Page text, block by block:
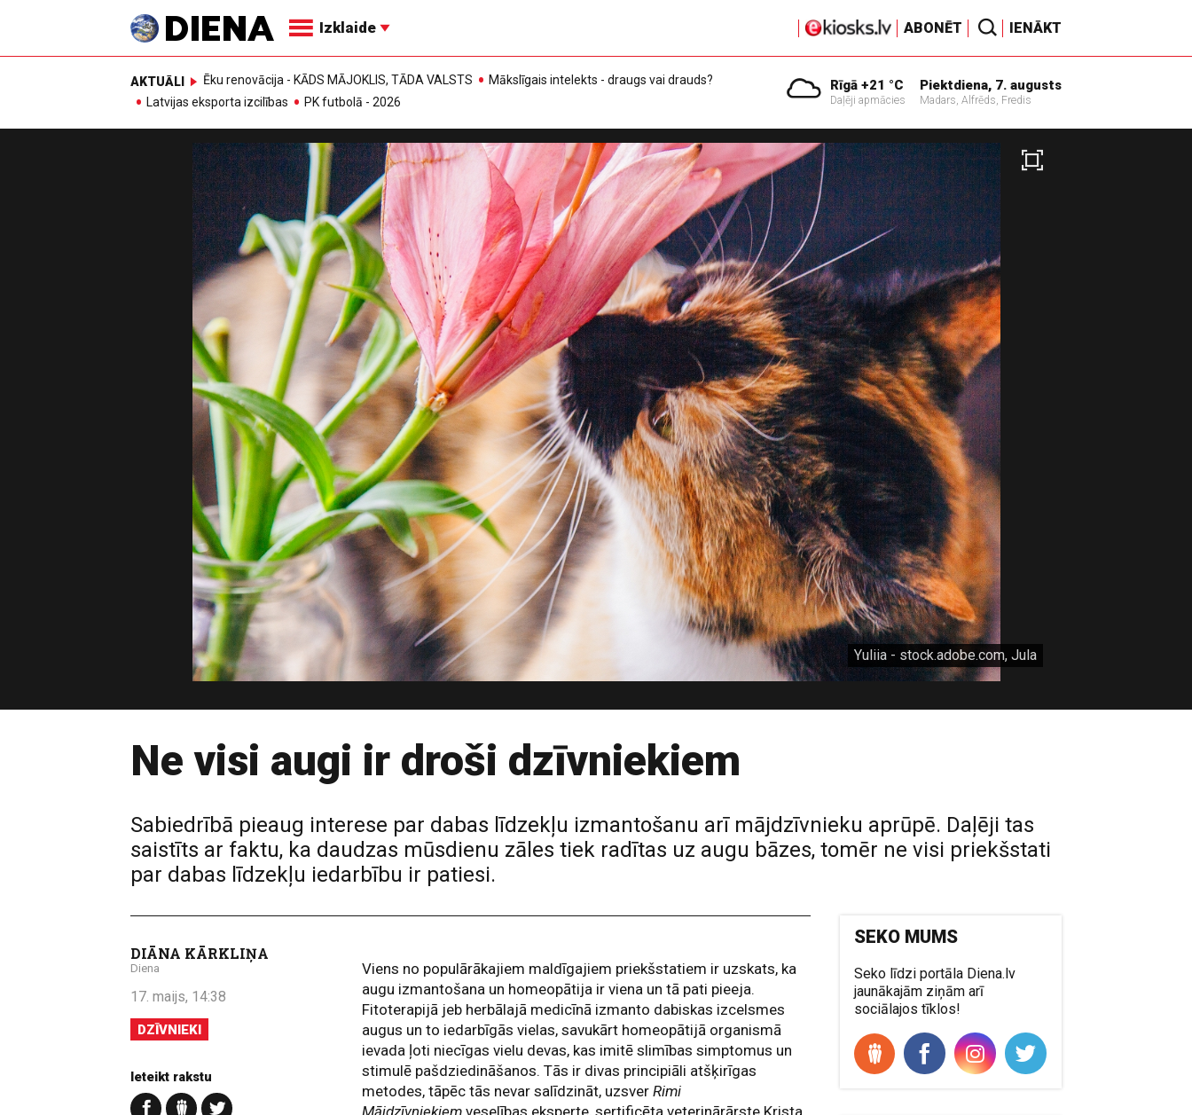
Izklaide ABONĒT IENĀKT
AKTUĀLI Ēku renovācija - KĀDS MĀJOKLIS, TĀDA VALSTS
Mākslīgais intelekts - draugs vai drauds?
Latvijas eksporta izcilības
PK futbolā - 2026
Rīgā +21 °C
Daļēji apmācies
Piektdiena, 7. augusts
Madars, Alfrēds, Fredis
Yuliia - stock.adobe.com, Jula
Ne visi augi ir droši dzīvniekiem
Sabiedrībā pieaug interese par dabas līdzekļu izmantošanu arī mājdzīvnieku aprūpē. Daļēji tas
saistīts ar faktu, ka daudzas mūsdienu zāles tiek radītas uz augu bāzes, tomēr ne visi priekšstati
par dabas līdzekļu iedarbību ir patiesi.
DIĀNA KĀRKLIŅA
Diena
17. maijs, 14:38
DZĪVNIEKI
Ieteikt rakstu
Viens no populārākajiem maldīgajiem priekšstatiem ir uzskats, ka
augu izmantošana un homeopātija ir viena un tā pati pieeja.
Fitoterapijā jeb herbālajā medicīnā izmanto dabiskas izcelsmes
augus un to iedarbīgās vielas, savukārt homeopātijā organismā
ievada ļoti niecīgas vielu devas, kas imitē slimības simptomus un
stimulē pašdziedināšanos. Tās ir divas principiāli atšķirīgas
metodes, tāpēc tās nevar salīdzināt, uzsver Rimi
Mājdzīvniekiem veselības eksperte, sertificēta veterinārārste Krista
SEKO MUMS
Seko līdzi portāla Diena.lv
jaunākajām ziņām arī
sociālajos tīklos!